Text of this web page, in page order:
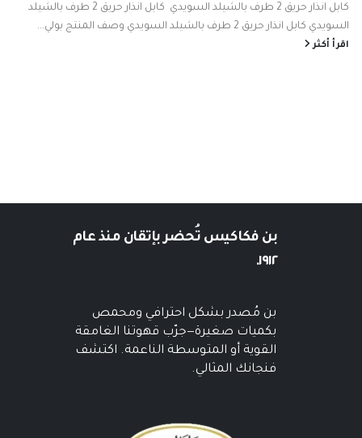
كابل انذار حريق 2 طرف بالشيلد السويدي كابل انذار حريق 2 طرف بالشيلد
السويدي كابل انذار حريق 2 طرف بالشيلد السويدي وصف المنتج بولي...
اقرأ أكثر
بن فكاكيستُحضر بإتقان منذ عام
١٩١٢.
بن مُصدر بشكل احترافي ومحمص
بكميات صغيرة—جرّب قهوتنا الغامقة
القوية أو المتوسطة الناعمة. اكتشف
فنجانك المثالي.